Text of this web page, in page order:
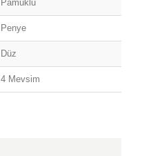
Pamuklu
Penye
Düz
4 Mevsim